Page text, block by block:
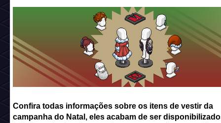
Confira todas informações sobre os itens de vestir da
campanha do Natal, eles acabam de ser